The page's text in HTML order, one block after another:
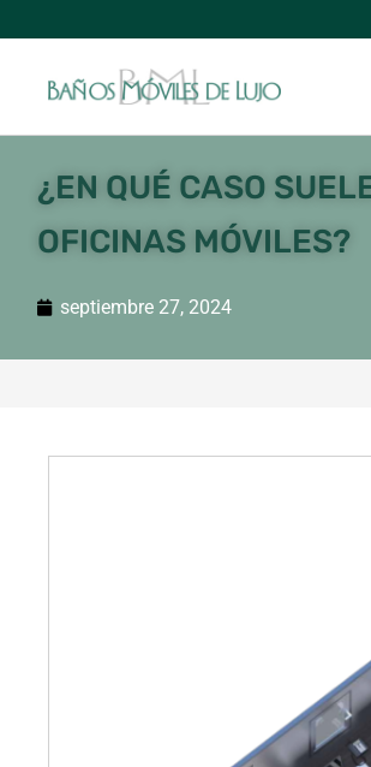
¿EN QUÉ CASO
OFICINAS MÓVILES?
septiembre 27, 2024